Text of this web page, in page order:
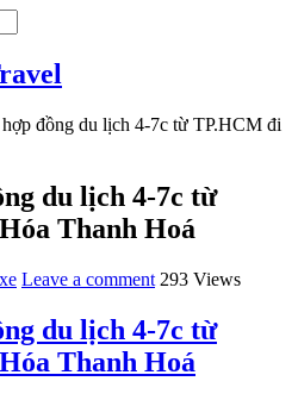
đồng du lịch 4-7c từ TP.HCM đi
du lịch 4-7c từ
Thanh Hoá
Leave a comment 293 Views
du lịch 4-7c từ
Thanh Hoá